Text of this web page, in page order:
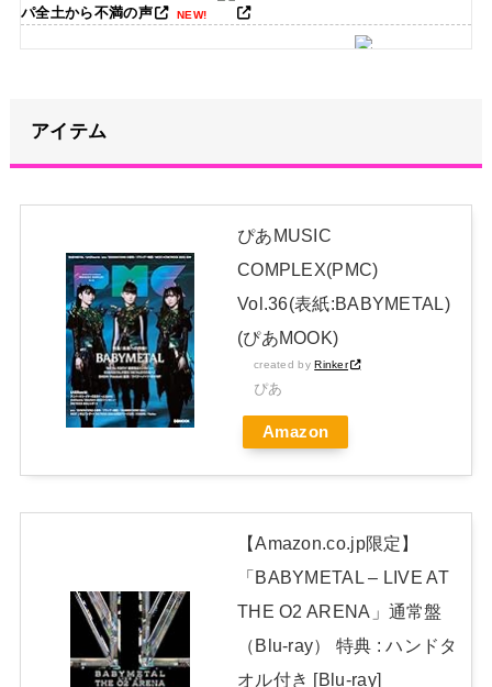
パ全土から不満の声 NEW!
NEW!
めての水着グラビアを独占スクープ！ NEW!
日本独自企画・限定生産盤「METAL FORTH (DELUXE
JAPAN EDITION)」着弾
【BABYMETAL】METAL FORTH DELUXE JAPAN EDITION
開封レビュー!
アイテム
ぴあMUSIC
COMPLEX(PMC)
Vol.36(表紙:BABYMETAL)
(ぴあMOOK)
created byRinker
ぴあ
Amazon
【Amazon.co.jp限定】
「BABYMETAL – LIVE AT
THE O2 ARENA」通常盤
（Blu-ray） 特典 : ハンドタ
オル付き [Blu-ray]